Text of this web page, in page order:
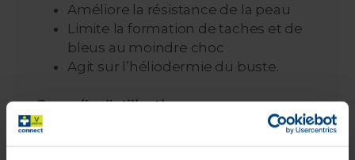
Améliore la résistance de la peau
Limite la formation de taches et de
bleus au moindre choc
Agit sur l’héliodermie du buste.
Conseils d'utilisation :
Pour tous types de peaux